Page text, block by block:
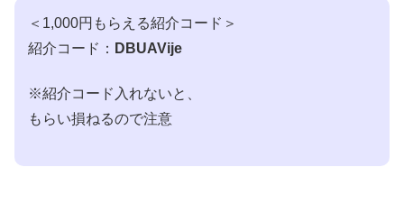
＜1,000円もらえる紹介コード＞
紹介コード： DBUAVije
※紹介コード入れないと、
もらい損ねるので注意